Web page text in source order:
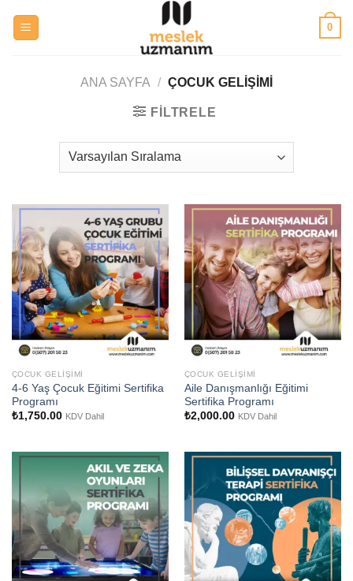
0
ANA SAYFA / ÇOCUK GELIŞIMI
FILTRELE
ÇOCUK GELIŞIMI
4-6 Yaş Çocuk Eğitimi Sertifika
Programı
₺1,750.00 KDV Dahil
ÇOCUK GELIŞIMI
Aile Danışmanlığı Eğitimi
Sertifika Programı
₺2,000.00 KDV Dahil